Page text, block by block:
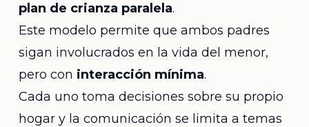
plan de crianza paralela.
Este modelo permite que ambos padres
sigan involucrados en la vida del menor,
pero con interacción mínima.
Cada uno toma decisiones sobre su propio
hogar y la comunicación se limita a temas